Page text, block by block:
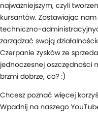
najważniejszym, czyli
kursantów. Zostawiając
techniczno-
zarządzać swoją
Czerpanie zysków ze
jednoczesnej oszczędności
brzmi dobrze, co? :)
Chcesz poznać więcej
Wpadnij na naszego